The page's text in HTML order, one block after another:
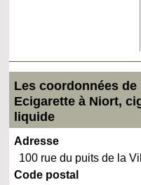
Les coordonnées
Ecigarette à Niort,
liquide
Adresse
100 rue du puits de la
Code postal